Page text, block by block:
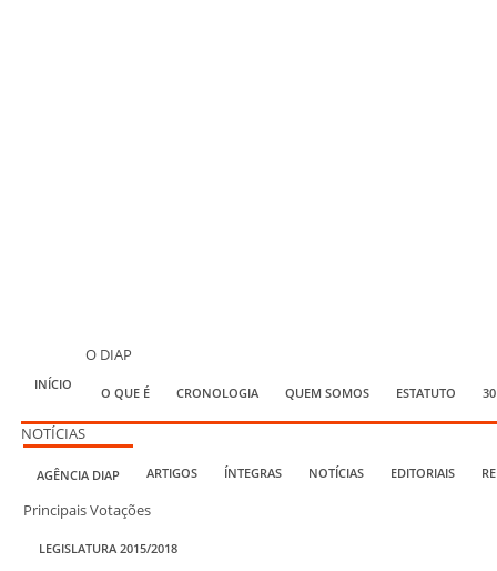
INÍCIO
O DIAP
O QUE É CRONOLOGIA QUEM SOMOS ESTATUTO
NOTÍCIAS
AGÊNCIA DIAP ARTIGOS ÍNTEGRAS NOTÍCIAS EDITORIAIS
Principais Votações
LEGISLATURA 2015/2018